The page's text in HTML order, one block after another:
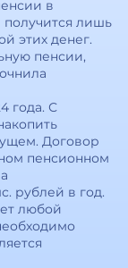
в
лишь
этих денег.
пенсии,
года. С
Договор
пенсионном
рублей в год.
любой